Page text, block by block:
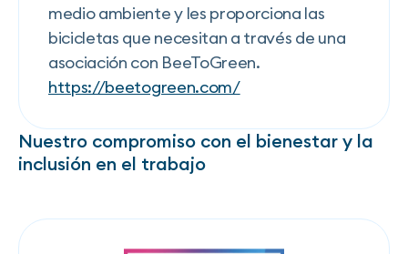
medio ambiente y les proporciona las
bicicletas que necesitan a través de una
asociación con BeeToGreen.
https://beetogreen.com/
Nuestro compromiso con el bienestar y la
inclusión en el trabajo